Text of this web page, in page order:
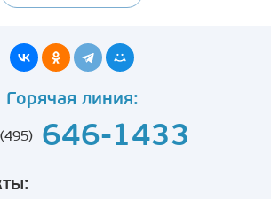
Горячая линия:
(495) 646-1433